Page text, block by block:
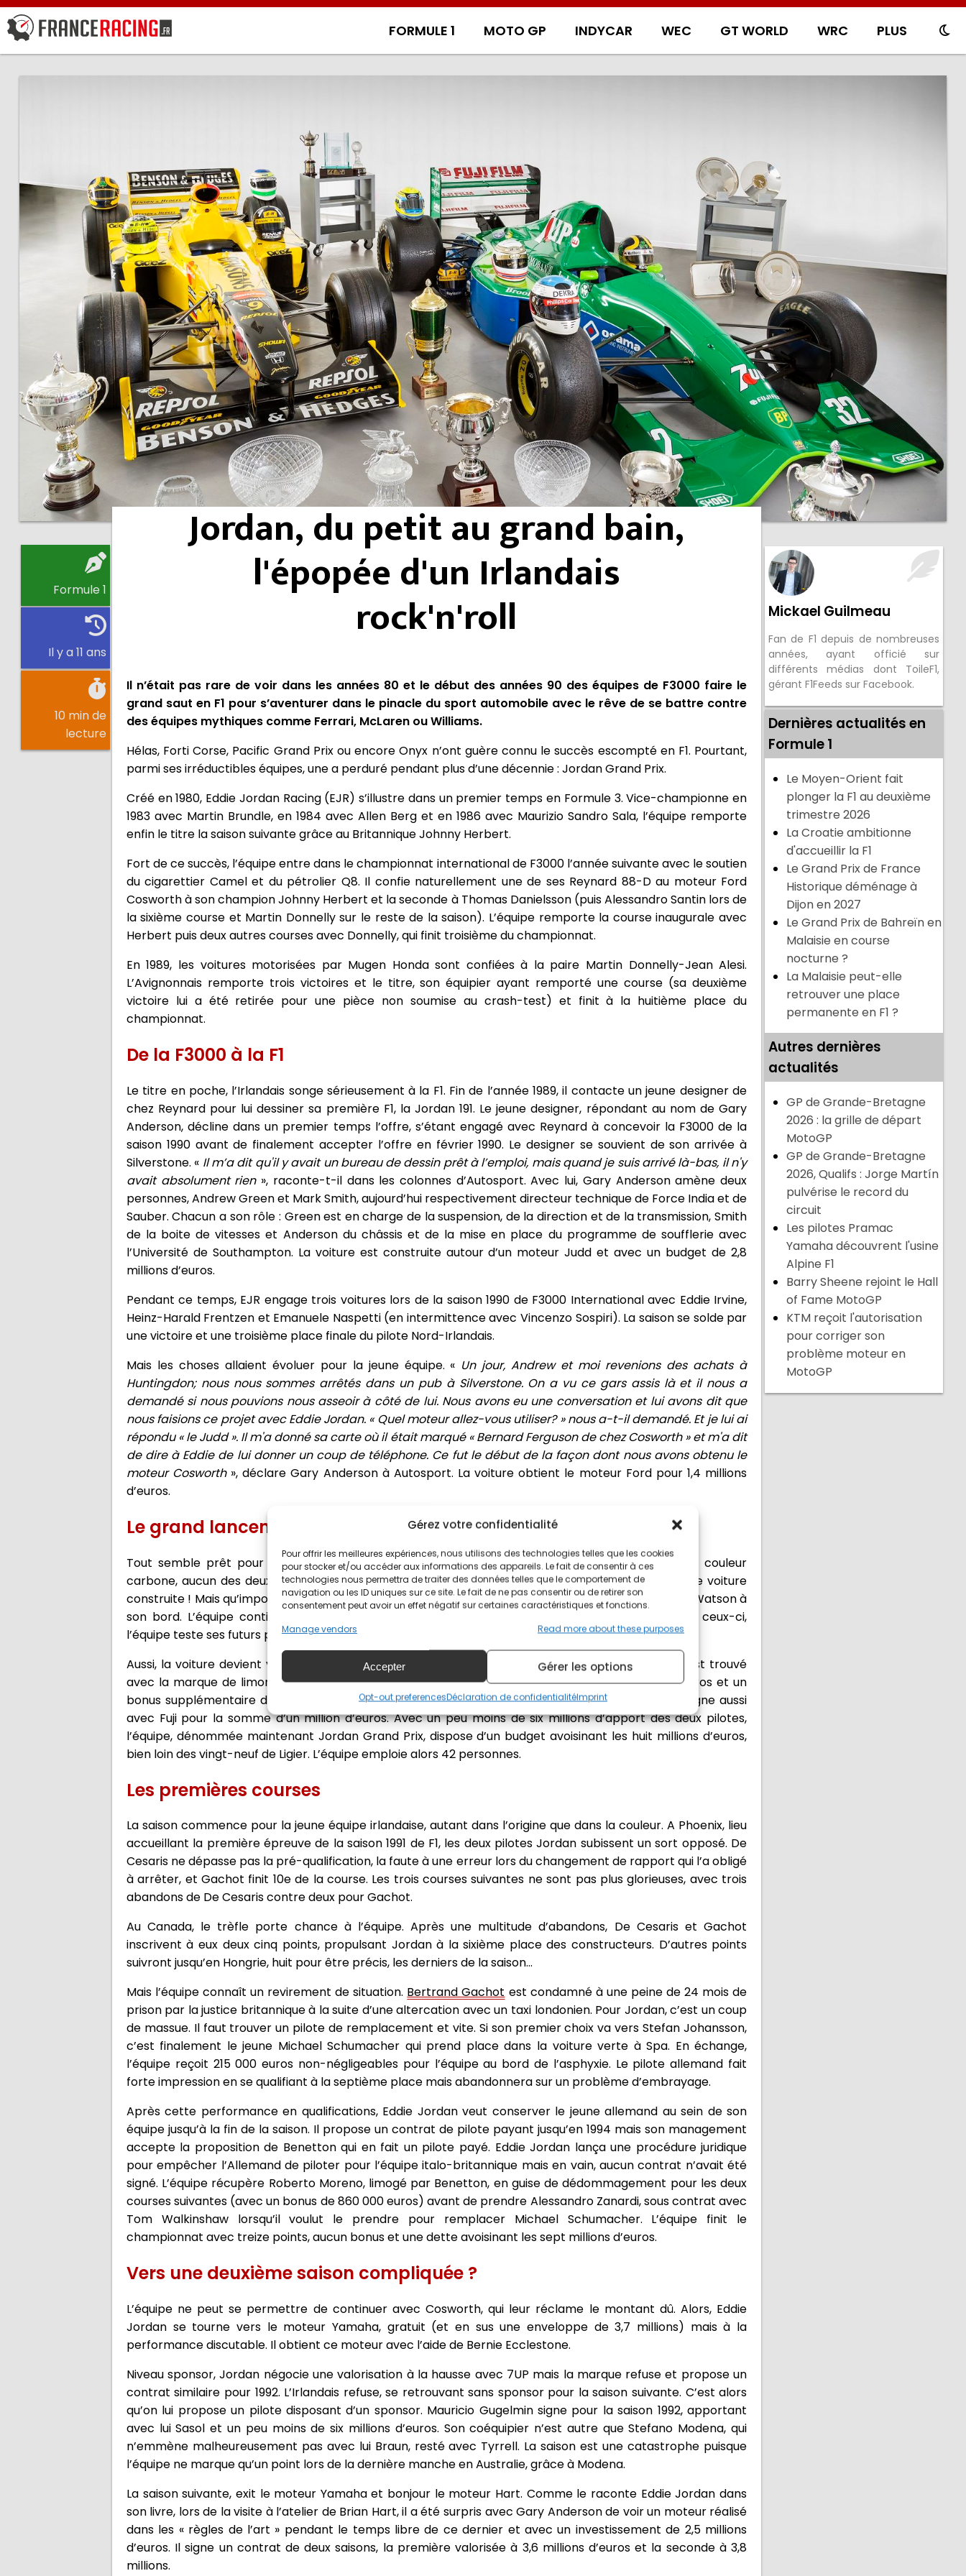
Gérez votre confidentialité
Pour offrir les meilleures expériences, nous utilisons des technologies telles que les cookies
pour stocker et/ou accéder aux informations des appareils. Le fait de consentir à ces
technologies nous permettra de traiter des données telles que le comportement de
navigation ou les ID uniques sur ce site. Le fait de ne pas consentir ou de retirer son
consentement peut avoir un effet négatif sur certaines caractéristiques et fonctions.
Manage vendors
Read more about these purposes
Accepter Gérer les options
Opt-out preferencesDéclaration de confidentialitéImprint
FORMULE 1 MOTO GP INDYCAR WEC GT WORLD WRC PLUS
Formule 1
Il y a 11 ans
10 min de
lecture
Jordan, du petit au grand bain,
l'épopée d'un Irlandais
rock'n'roll
Il n’était pas rare de voir dans les années 80 et le début des années 90 des équipes de F3000 faire le
grand saut en F1 pour s’aventurer dans le pinacle du sport automobile avec le rêve de se battre contre
des équipes mythiques comme Ferrari, McLaren ou Williams.
Hélas, Forti Corse, Pacific Grand Prix ou encore Onyx n’ont guère connu le succès escompté en F1. Pourtant,
parmi ses irréductibles équipes, une a perduré pendant plus d’une décennie : Jordan Grand Prix.
Créé en 1980, Eddie Jordan Racing (EJR) s’illustre dans un premier temps en Formule 3. Vice-championne en
1983 avec Martin Brundle, en 1984 avec Allen Berg et en 1986 avec Maurizio Sandro Sala, l’équipe remporte
enfin le titre la saison suivante grâce au Britannique Johnny Herbert.
Fort de ce succès, l’équipe entre dans le championnat international de F3000 l’année suivante avec le soutien
du cigarettier Camel et du pétrolier Q8. Il confie naturellement une de ses Reynard 88-D au moteur Ford
Cosworth à son champion Johnny Herbert et la seconde à Thomas Danielsson (puis Alessandro Santin lors de
la sixième course et Martin Donnelly sur le reste de la saison). L’équipe remporte la course inaugurale avec
Herbert puis deux autres courses avec Donnelly, qui finit troisième du championnat.
En 1989, les voitures motorisées par Mugen Honda sont confiées à la paire Martin Donnelly-Jean Alesi.
L’Avignonnais remporte trois victoires et le titre, son équipier ayant remporté une course (sa deuxième
victoire lui a été retirée pour une pièce non soumise au crash-test) et finit à la huitième place du
championnat.
De la F3000 à la F1
Le titre en poche, l’Irlandais songe sérieusement à la F1. Fin de l’année 1989, il contacte un jeune designer de
chez Reynard pour lui dessiner sa première F1, la Jordan 191. Le jeune designer, répondant au nom de Gary
Anderson, décline dans un premier temps l’offre, s’étant engagé avec Reynard à concevoir la F3000 de la
saison 1990 avant de finalement accepter l’offre en février 1990. Le designer se souvient de son arrivée à
Silverstone. « Il m’a dit qu'il y avait un bureau de dessin prêt à l’emploi, mais quand je suis arrivé là-bas, il n'y
avait absolument rien», raconte-t-il dans les colonnes d’Autosport. Avec lui, Gary Anderson amène deux
personnes, Andrew Green et Mark Smith, aujourd’hui respectivement directeur technique de Force India et de
Sauber. Chacun a son rôle : Green est en charge de la suspension, de la direction et de la transmission, Smith
de la boite de vitesses et Anderson du châssis et de la mise en place du programme de soufflerie avec
l’Université de Southampton. La voiture est construite autour d’un moteur Judd et avec un budget de 2,8
millions d’euros.
Pendant ce temps, EJR engage trois voitures lors de la saison 1990 de F3000 International avec Eddie Irvine,
Heinz-Harald Frentzen et Emanuele Naspetti (en intermittence avec Vincenzo Sospiri). La saison se solde par
une victoire et une troisième place finale du pilote Nord-Irlandais.
Mais les choses allaient évoluer pour la jeune équipe. « Un jour, Andrew et moi revenions des achats à
Huntingdon; nous nous sommes arrêtés dans un pub à Silverstone. On a vu ce gars assis là et il nous a
demandé si nous pouvions nous asseoir à côté de lui. Nous avons eu une conversation et lui avons dit que
nous faisions ce projet avec Eddie Jordan. « Quel moteur allez-vous utiliser? » nous a-t-il demandé. Et je lui ai
répondu « le Judd ». Il m'a donné sa carte où il était marqué « Bernard Ferguson de chez Cosworth » et m'a dit
de dire à Eddie de lui donner un coup de téléphone. Ce fut le début de la façon dont nous avons obtenu le
moteur Cosworth», déclare Gary Anderson à Autosport. La voiture obtient le moteur Ford pour 1,4 millions
d’euros.
Le grand lancement
Tout semble prêt pour le grand lancement… mais en fait non. La voiture présentée est encore couleur
carbone, aucun des deux pilotes n’a été signé et pire, il n’y a pas de sponsor, ni même de seconde voiture
construite ! Mais qu’importe, la seule voiture est sur la piste de Silverstone en décembre avec John Watson à
son bord. L’équipe continuera ses essais au Paul Ricard le mois suivant puis à Pembrey. Durant ceux-ci,
l’équipe teste ses futurs pilotes, à savoir Andrea de Cesaris et Bertrand Gachot.
Aussi, la voiture devient verte et voit sur sa carrosserie apparaître des sponsors. Un sponsoring est trouvé
avec la marque de limonade 7UP, propriété du groupe Pepsi-Cola. L’accord porte sur 800 000 euros et un
bonus supplémentaire de 700 000 euros si l’équipe finit avec 15 points en fin de saison. L’équipe signe aussi
avec Fuji pour la somme d’un million d’euros. Avec un peu moins de six millions d’apport des deux pilotes,
l’équipe, dénommée maintenant Jordan Grand Prix, dispose d’un budget avoisinant les huit millions d’euros,
bien loin des vingt-neuf de Ligier. L’équipe emploie alors 42 personnes.
Les premières courses
La saison commence pour la jeune équipe irlandaise, autant dans l’origine que dans la couleur. A Phoenix, lieu
accueillant la première épreuve de la saison 1991 de F1, les deux pilotes Jordan subissent un sort opposé. De
Cesaris ne dépasse pas la pré-qualification, la faute à une erreur lors du changement de rapport qui l’a obligé
à arrêter, et Gachot finit 10e de la course. Les trois courses suivantes ne sont pas plus glorieuses, avec trois
abandons de De Cesaris contre deux pour Gachot.
Au Canada, le trèfle porte chance à l’équipe. Après une multitude d’abandons, De Cesaris et Gachot
inscrivent à eux deux cinq points, propulsant Jordan à la sixième place des constructeurs. D’autres points
suivront jusqu’en Hongrie, huit pour être précis, les derniers de la saison…
Mais l’équipe connaît un revirement de situation. Bertrand Gachot est condamné à une peine de 24 mois de
prison par la justice britannique à la suite d’une altercation avec un taxi londonien. Pour Jordan, c’est un coup
de massue. Il faut trouver un pilote de remplacement et vite. Si son premier choix va vers Stefan Johansson,
c’est finalement le jeune Michael Schumacher qui prend place dans la voiture verte à Spa. En échange,
l’équipe reçoit 215 000 euros non-négligeables pour l’équipe au bord de l’asphyxie. Le pilote allemand fait
forte impression en se qualifiant à la septième place mais abandonnera sur un problème d’embrayage.
Après cette performance en qualifications, Eddie Jordan veut conserver le jeune allemand au sein de son
équipe jusqu’à la fin de la saison. Il propose un contrat de pilote payant jusqu’en 1994 mais son management
accepte la proposition de Benetton qui en fait un pilote payé. Eddie Jordan lança une procédure juridique
pour empêcher l’Allemand de piloter pour l’équipe italo-britannique mais en vain, aucun contrat n’avait été
signé. L’équipe récupère Roberto Moreno, limogé par Benetton, en guise de dédommagement pour les deux
courses suivantes (avec un bonus de 860 000 euros) avant de prendre Alessandro Zanardi, sous contrat avec
Tom Walkinshaw lorsqu’il voulut le prendre pour remplacer Michael Schumacher. L’équipe finit le
championnat avec treize points, aucun bonus et une dette avoisinant les sept millions d’euros.
Vers une deuxième saison compliquée ?
L’équipe ne peut se permettre de continuer avec Cosworth, qui leur réclame le montant dû. Alors, Eddie
Jordan se tourne vers le moteur Yamaha, gratuit (et en sus une enveloppe de 3,7 millions) mais à la
performance discutable. Il obtient ce moteur avec l’aide de Bernie Ecclestone.
Niveau sponsor, Jordan négocie une valorisation à la hausse avec 7UP mais la marque refuse et propose un
contrat similaire pour 1992. L’Irlandais refuse, se retrouvant sans sponsor pour la saison suivante. C’est alors
qu’on lui propose un pilote disposant d’un sponsor. Mauricio Gugelmin signe pour la saison 1992, apportant
avec lui Sasol et un peu moins de six millions d’euros. Son coéquipier n’est autre que Stefano Modena, qui
n’emmène malheureusement pas avec lui Braun, resté avec Tyrrell. La saison est une catastrophe puisque
l’équipe ne marque qu’un point lors de la dernière manche en Australie, grâce à Modena.
La saison suivante, exit le moteur Yamaha et bonjour le moteur Hart. Comme le raconte Eddie Jordan dans
son livre, lors de la visite à l’atelier de Brian Hart, il a été surpris avec Gary Anderson de voir un moteur réalisé
dans les « règles de l’art » pendant le temps libre de ce dernier et avec un investissement de 2,5 millions
d’euros. Il signe un contrat de deux saisons, la première valorisée à 3,6 millions d’euros et la seconde à 3,8
millions.
Mickael Guilmeau
Fan de F1 depuis de nombreuses
années, ayant officié sur
différents médias dont ToileF1,
gérant F1Feeds sur Facebook.
Dernières actualités en
Formule 1
Le Moyen-Orient fait
plonger la F1 au deuxième
trimestre 2026
La Croatie ambitionne
d'accueillir la F1
Le Grand Prix de France
Historique déménage à
Dijon en 2027
Le Grand Prix de Bahreïn en
Malaisie en course
nocturne ?
La Malaisie peut-elle
retrouver une place
permanente en F1 ?
Autres dernières
actualités
GP de Grande-Bretagne
2026 : la grille de départ
MotoGP
GP de Grande-Bretagne
2026, Qualifs : Jorge Martín
pulvérise le record du
circuit
Les pilotes Pramac
Yamaha découvrent l'usine
Alpine F1
Barry Sheene rejoint le Hall
of Fame MotoGP
KTM reçoit l'autorisation
pour corriger son
problème moteur en
MotoGP